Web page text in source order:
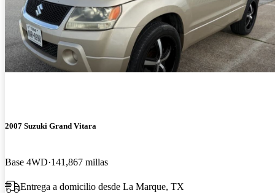
2007 Suzuki Grand Vitara
Base 4WD 141,867 millas
Entrega a domicilio desde La Marque, TX